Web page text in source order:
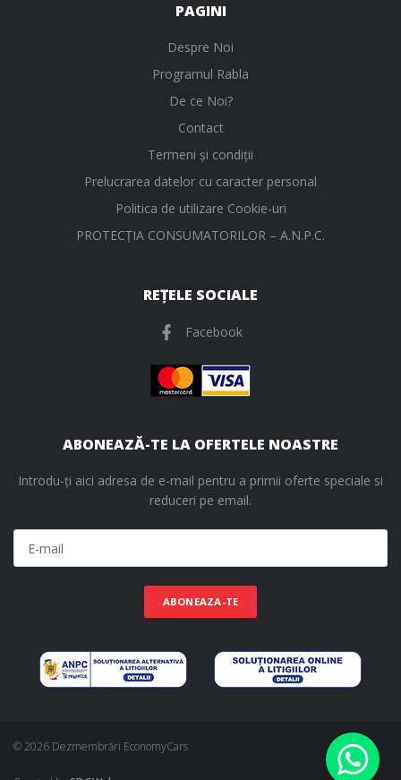
PAGINI
Despre Noi
Programul Rabla
De ce Noi?
Contact
Termeni și condiții
Prelucrarea datelor cu caracter personal
Politica de utilizare Cookie-uri
PROTECŢIA CONSUMATORILOR – A.N.P.C.
REȚELE SOCIALE
Facebook
ABONEAZĂ-TE LA OFERTELE NOASTRE
Introdu-ți aici adresa de e-mail pentru a primii oferte speciale si
reduceri pe email.
ABONEAZA-TE
© 2026 Dezmembrări EconomyCars